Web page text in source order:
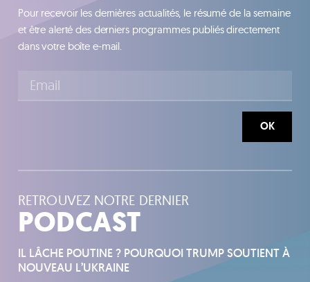
Pour recevoir les dernières actualités, le résumé de la semaine
et être alerté des derniers programmes publiés directement
dans votre boîte e-mail.
OK
RETROUVEZ NOTRE DERNIER
PODCAST
IL LÂCHE POUTINE ? POURQUOI TRUMP SOUTIENT À
NOUVEAU L’UKRAINE